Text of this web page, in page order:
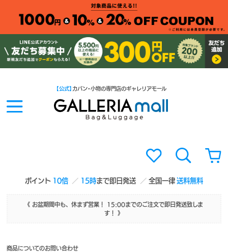
ポイント 10倍 15時まで即日発送 全国一律送料無料
【公式】 カバン・小物の専門店のギャレリアモール
《 お盆期間中も、休まず営業！ 15:00までのご注文で即日発送致しま
す！ 》
商品についてのお問い合わせ